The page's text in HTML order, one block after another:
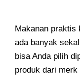
Makanan praktis
ada banyak
bisa Anda pilih
produk dari merk